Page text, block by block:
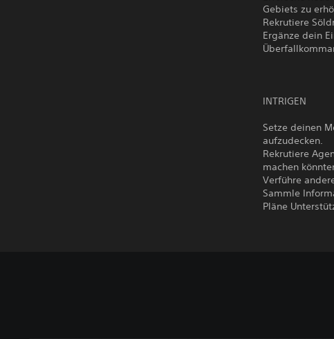
Gebiets zu
Rekrutiere
Ergänze dein
INTRIGEN
Setze deinen
aufzudecken.
Rekrutiere
machen
Verführe
Sammle
Pläne